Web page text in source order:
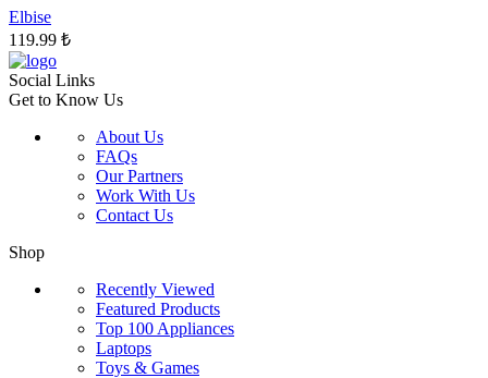
Elbise
119.99 ₺
Social Links
Get to Know Us
About Us
FAQs
Our Partners
Work With Us
Contact Us
Shop
Recently Viewed
Featured Products
Top 100 Appliances
Laptops
Toys & Games